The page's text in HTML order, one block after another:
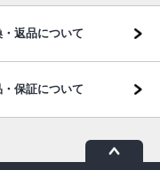
・返品について
・保証について